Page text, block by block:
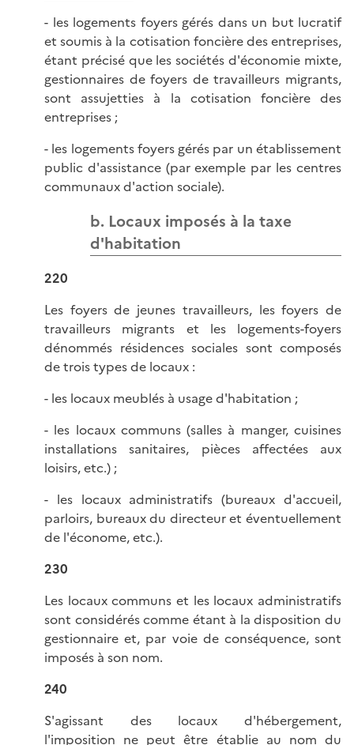
- les logements foyers gérés dans un but lucratif
et soumis à la cotisation foncière des entreprises,
étant précisé que les sociétés d'économie mixte,
gestionnaires de foyers de travailleurs migrants,
sont assujetties à la cotisation foncière des
entreprises ;
- les logements foyers gérés par un établissement
public d'assistance (par exemple par les centres
communaux d'action sociale).
b. Locaux imposés à la taxe
d'habitation
220
Les foyers de jeunes travailleurs, les foyers de
travailleurs migrants et les logements-foyers
dénommés résidences sociales sont composés
de trois types de locaux :
- les locaux meublés à usage d'habitation ;
- les locaux communs (salles à manger, cuisines
installations sanitaires, pièces affectées aux
loisirs, etc.) ;
- les locaux administratifs (bureaux d'accueil,
parloirs, bureaux du directeur et éventuellement
de l'économe, etc.).
230
Les locaux communs et les locaux administratifs
sont considérés comme étant à la disposition du
gestionnaire et, par voie de conséquence, sont
imposés à son nom.
240
S'agissant des locaux d'hébergement,
l'imposition ne peut être établie au nom du